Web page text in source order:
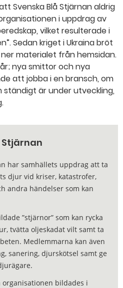
Svenska Blå Stjärnan aldrig
i uppdrag av
vilket resulterade i
Sedan kriget i Ukraina bröt
materialet från hemsidan.
nya smittor och nya
att jobba i en bransch, om
ständigt är under utveckling,
Stjärnan
har samhällets uppdrag att ta
djur vid kriser, katastrofer,
andra händelser som kan
”stjärnor” som kan rycka
tvätta oljeskadat vilt samt ta
Medlemmarna kan även
sanering, djurskötsel samt ge
bildades i